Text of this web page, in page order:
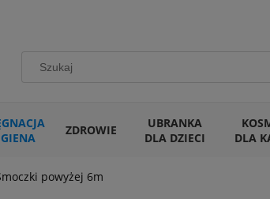
ZDROWIE
UBRANKA
DLA DZIECI
DLA
powyżej 6m